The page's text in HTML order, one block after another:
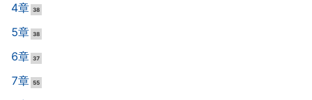
4章 38
5章 38
6章 37
7章 55